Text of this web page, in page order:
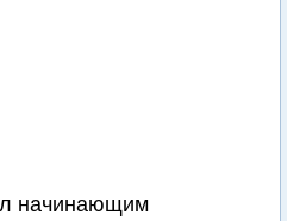
начинающим